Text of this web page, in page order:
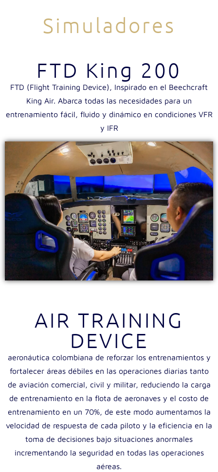
Simuladores
FTD King 200
FTD (Flight Training Device), Inspirado en el Beechcraft
King Air. Abarca todas las necesidades para un
entrenamiento fácil, fluido y dinámico en condiciones VFR
y IFR
AIR TRAINING
DEVICE
aeronáutica colombiana de reforzar los entrenamientos y
fortalecer áreas débiles en las operaciones diarias tanto
de aviación comercial, civil y militar, reduciendo la carga
de entrenamiento en la flota de aeronaves y el costo de
entrenamiento en un 70%, de este modo aumentamos la
velocidad de respuesta de cada piloto y la eficiencia en la
toma de decisiones bajo situaciones anormales
incrementando la seguridad en todas las operaciones
aéreas.